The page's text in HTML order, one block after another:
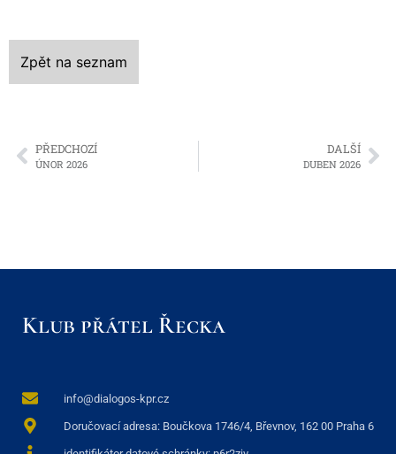
Zpět na seznam
PŘEDCHOZÍ
ÚNOR 2026
DALŠÍ
DUBEN 2026
Klub přátel Řecka
info@dialogos-kpr.cz
Doručovací adresa: Boučkova 1746/4, Břevnov, 162 00 Praha 6